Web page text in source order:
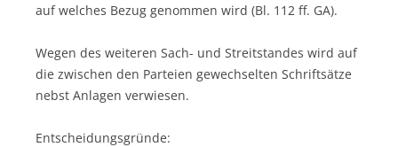
auf welches Bezug genommen wird (Bl. 112 ff. GA).
Wegen des weiteren Sach- und Streitstandes wird auf
die zwischen den Parteien gewechselten Schriftsätze
nebst Anlagen verwiesen.
Entscheidungsgründe: